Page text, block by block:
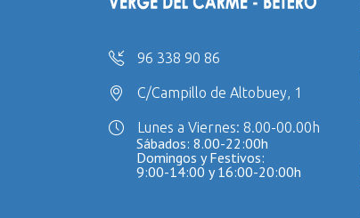
96 338 90 86
C/Campillo de Altobuey, 1
Lunes a Viernes: 8.00-00.00h
Sábados: 8.00-22:00h
Domingos y Festivos:
9:00-14:00 y 16:00-20:00h